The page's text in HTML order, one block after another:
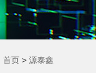
首页 > 源泰鑫